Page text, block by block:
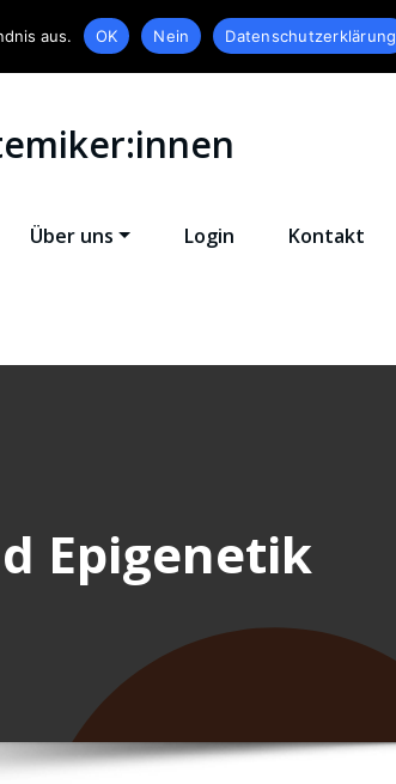
Über uns Login Kontakt
Epigenetik
aus. OK Nein Datenschutzerklärung